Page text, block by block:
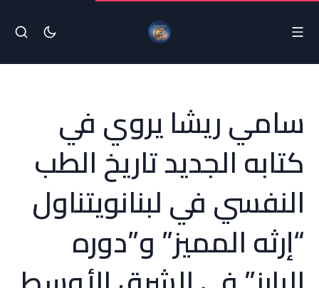
سامي ريشا يروي في
كتابه الجديد تاريخ الطب
النفسي في لبنانويتناول
“إرثه المميز” و”دوره